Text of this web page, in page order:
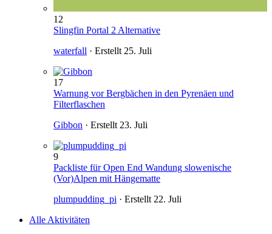
12
Slingfin Portal 2 Alternative
waterfall · Erstellt 25. Juli
17
Warnung vor Bergbächen in den Pyrenäen und
Filterflaschen
Gibbon · Erstellt 23. Juli
9
Packliste für Open End Wandung slowenische
(Vor)Alpen mit Hängematte
plumpudding_pi · Erstellt 22. Juli
Alle Aktivitäten